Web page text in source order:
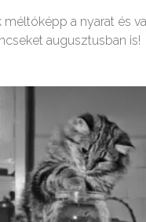
méltóképp a nyarat és
augusztusban is!